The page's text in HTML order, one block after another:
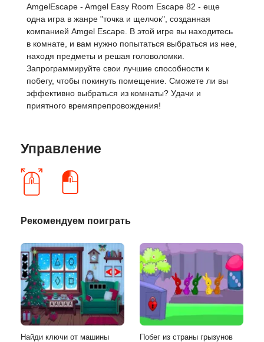
AmgelEscape - Amgel Easy Room Escape 82 - еще
одна игра в жанре "точка и щелчок", созданная
компанией Amgel Escape. В этой игре вы находитесь
в комнате, и вам нужно попытаться выбраться из нее,
находя предметы и решая головоломки.
Запрограммируйте свои лучшие способности к
побегу, чтобы покинуть помещение. Сможете ли вы
эффективно выбраться из комнаты? Удачи и
приятного времяпрепровождения!
Управление
Рекомендуем поиграть
Найди ключи от машины
Побег из страны грызунов